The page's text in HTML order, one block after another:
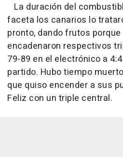
La duración del
faceta los canarios lo
pronto, dando frutos
encadenaron respectivos
79-89 en el electrónico a
partido. Hubo tiempo
que quiso encender a sus
Feliz con un triple central.